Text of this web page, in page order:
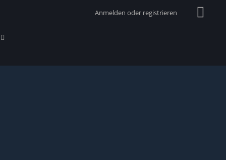
Anmelden oder registrieren